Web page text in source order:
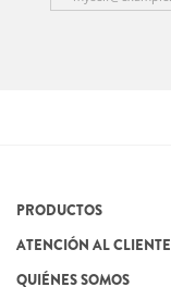
PRODUCTOS
ATENCIÓN AL CLIENTE
QUIÉNES SOMOS